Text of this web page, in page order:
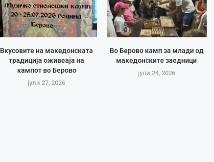
Вкусовите на македонската
традиција оживеаја на
кампот во Берово
јули 27, 2026
Во Берово камп за млади од
македонските заедници
јули 24, 2026